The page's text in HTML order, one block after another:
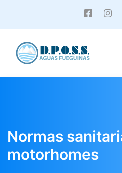
Normas
motorhomes